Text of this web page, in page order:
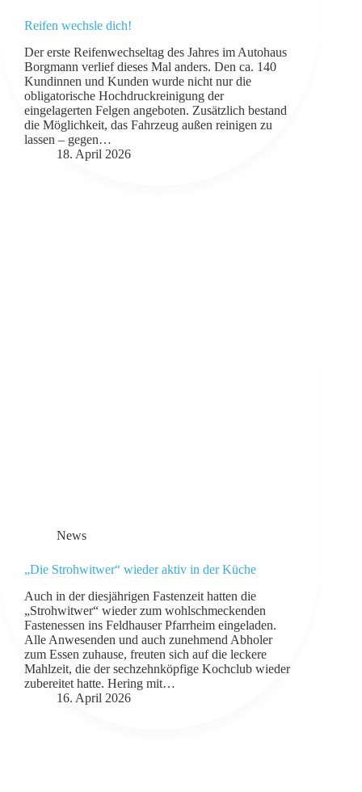
Reifen wechsle dich!
Der erste Reifenwechseltag des Jahres im Autohaus
Borgmann verlief dieses Mal anders. Den ca. 140
Kundinnen und Kunden wurde nicht nur die
obligatorische Hochdruckreinigung der
eingelagerten Felgen angeboten. Zusätzlich bestand
die Möglichkeit, das Fahrzeug außen reinigen zu
lassen – gegen…
18. April 2026
News
„Die Strohwitwer“ wieder aktiv in der Küche
Auch in der diesjährigen Fastenzeit hatten die
„Strohwitwer“ wieder zum wohlschmeckenden
Fastenessen ins Feldhauser Pfarrheim eingeladen.
Alle Anwesenden und auch zunehmend Abholer
zum Essen zuhause, freuten sich auf die leckere
Mahlzeit, die der sechzehnköpfige Kochclub wieder
zubereitet hatte. Hering mit…
16. April 2026